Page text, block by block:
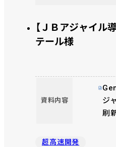
【ＪＢアジャイル
テール様
資料内容
ジ
刷
超高速開発